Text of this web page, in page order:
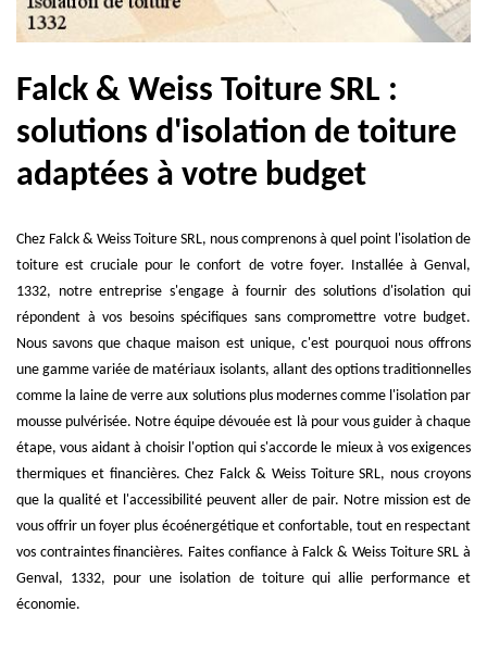
Falck & Weiss Toiture SRL :
solutions d'isolation de toiture
adaptées à votre budget
Chez Falck & Weiss Toiture SRL, nous comprenons à quel point l'isolation de
toiture est cruciale pour le confort de votre foyer. Installée à Genval,
1332, notre entreprise s'engage à fournir des solutions d'isolation qui
répondent à vos besoins spécifiques sans compromettre votre budget.
Nous savons que chaque maison est unique, c'est pourquoi nous offrons
une gamme variée de matériaux isolants, allant des options traditionnelles
comme la laine de verre aux solutions plus modernes comme l'isolation par
mousse pulvérisée. Notre équipe dévouée est là pour vous guider à chaque
étape, vous aidant à choisir l'option qui s'accorde le mieux à vos exigences
thermiques et financières. Chez Falck & Weiss Toiture SRL, nous croyons
que la qualité et l'accessibilité peuvent aller de pair. Notre mission est de
vous offrir un foyer plus écoénergétique et confortable, tout en respectant
vos contraintes financières. Faites confiance à Falck & Weiss Toiture SRL à
Genval, 1332, pour une isolation de toiture qui allie performance et
économie.